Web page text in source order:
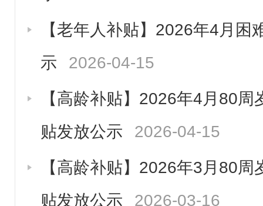
【老年人补贴】2026年4月困
示
2026-04-15
【高龄补贴】2026年4月80
贴发放公示
2026-04-15
【高龄补贴】2026年3月80
贴发放公示
2026-03-16